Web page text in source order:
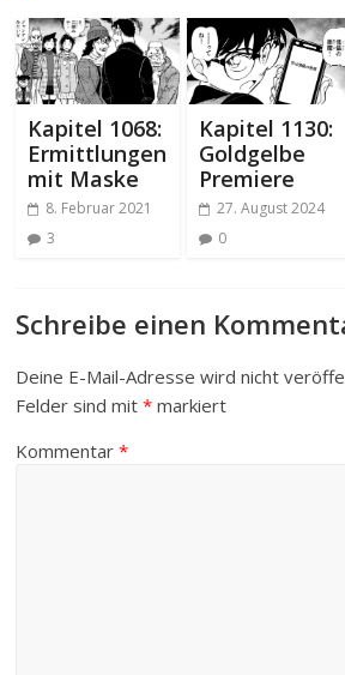
Kapitel 1068:
Ermittlungen
mit Maske
8. Februar 2021
3
Kapitel 1130:
Goldgelbe
Premiere
27. August 2024
0
Schreibe einen
Deine E-Mail-Adresse wird nicht
Felder sind mit* markiert
Kommentar*